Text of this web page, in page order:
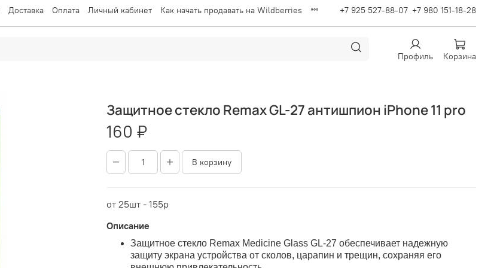
Доставка Оплата Личный кабинет Как начать продавать на Wildberries +7 925 527-88-07 +7 980 151-18-28
Профиль
Корзина
Защитное стекло Remax GL-27 антишпион iPhone 11 pro
160 ₽
В корзину
от 25шт - 155р
Описание
Защитное стекло Remax Medicine Glass GL-27 обеспечивает надежную
защиту экрана устройства от сколов, царапин и трещин, сохраняя его